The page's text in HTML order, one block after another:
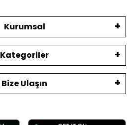
Kurumsal
Kategoriler
Bize Ulaşın